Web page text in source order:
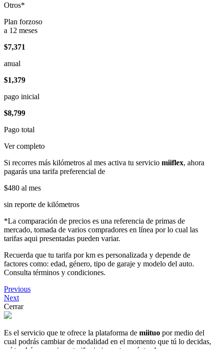
Otros*
Plan forzoso
a 12 meses
$7,371
anual
$1,379
pago inicial
$8,799
Pago total
Ver completo
Si recorres más kilómetros al mes activa tu servicio miiflex, ahora
pagarás una tarifa preferencial de
$480 al mes
sin reporte de kilómetros
*La comparación de precios es una referencia de primas de
mercado, tomada de varios compradores en línea por lo cual las
tarifas aqui presentadas pueden variar.
Recuerda que tu tarifa por km es personalizada y depende de
factores como: edad, género, tipo de garaje y modelo del auto.
Consulta términos y condiciones.
Previous
Next
Cerrar
Es el servicio que te ofrece la plataforma de miituo por medio del
cual podrás cambiar de modalidad en el momento que tú lo decidas,